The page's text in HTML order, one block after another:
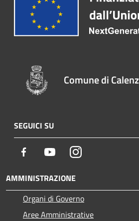
Comune di
SEGUICI SU
Facebook YoutubeInstagram
AMMINISTRAZIONE
Organi di Governo
Aree Amministrative